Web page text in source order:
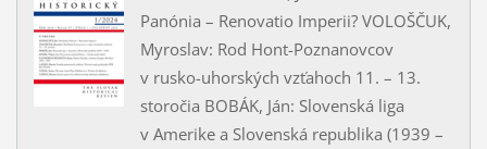
Panónia – Renovatio Imperii? VOLOŠČUK,
Myroslav: Rod Hont-Poznanovcov
v rusko-uhorských vzťahoch 11. – 13.
storočia BOBÁK, Ján: Slovenská liga
v Amerike a Slovenská republika (1939 –